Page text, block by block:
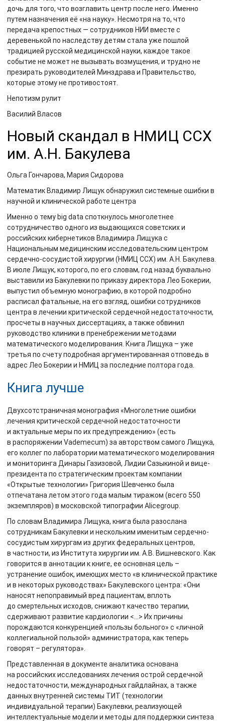
дочь для того, что возглавить центр после него. Именно
путем назначения её «на науку». Несмотря на то, что
передача крепостных — сотрудников НИИ вместе с
деревенькой по наследству детям стала уже пошлой
традицией русской медицинской науки, каждое такое
событие не может не вызывать возмущения, и трудно не
презирать руководителей Минздрава и Правительство,
которые этому не противостоят.
Непотизм рулит
Василий Власов
Новый скандал в НМИЦ ССХ
им. А.Н. Бакулева
Ольга Гончарова, Мария Сидорова
Математик Владимир Лищук обнаружил системные ошибки в
научной и клинической работе центра
Именно о тему big data споткнулось многолетнее
сотрудничество одного из выдающихся советских и
российских кибернетиков Владимира Лищука с
Национальным медицинским исследовательским центром
сердечно‑сосудистой хирургии (НМИЦ ССХ) им. А.Н. Бакулева.
В июле Лищук, которого, по его словам, год назад буквально
выставили из Бакулевки по приказу директора Лео Бокерии,
выпустил объемную монографию, в которой подробно
расписал фатальные, на его взгляд, ошибки сотрудников
центра в лечении критической сердечной недостаточности,
просчеты в научных диссертациях, а также обвинил
руководство клиники в пренебрежении методами
математического моделирования. Книга Лищука – уже
третья по счету подробная аргументированная отповедь в
адрес Лео Бокерии и НМИЦ за последние полтора года.
Книга лучше
Двухсотстраничная монография «Многолетние ошибки
лечения критической сердечной недостаточности
и актуальные меры по их предупреждению» (есть
в распоряжении Vademecum) за авторством самого Лищука,
его коллег по лаборатории математического моделирования
и мониторинга Динары Газизовой, Лидии Сазыкиной и вице-
президента по стратегическим проектам компании
«Открытые технологии» Григория Шевченко была
отпечатана летом этого года малым тиражом (всего 550
экземпляров) в московской типографии Alicegroup.
По словам Владимира Лищука, книга была разослана
сотрудникам Бакулевки и нескольким именитым сердечно-
сосудистым хирургам из других федеральных центров,
в частности, из Института хирургии им. А.В. Вишневского. Как
говорится в аннотации к книге, ее основная цель –
устранение ошибок, имеющих место «в клинической практике
и в некоторых руководствах» Бакулевского центра: «Они
наносят непоправимый вред пациентам, вплоть
до смертельных исходов, снижают качество терапии,
сдерживают развитие кардиологии <…> Их причины
порождаются конкуренцией «пользы больного» с «личной
коллегиальной пользой» администратора, как теперь
говорят – регулятора».
Представленная в документе аналитика основана
на российских исследованиях лечения острой сердечной
недостаточности, международных гайдлайнах, а также
данных внутренней системы ТИТ (технологии
индивидуальной терапии) Бакулевки, реализующей
интеллектуальные модели и методы для поддержки синтеза